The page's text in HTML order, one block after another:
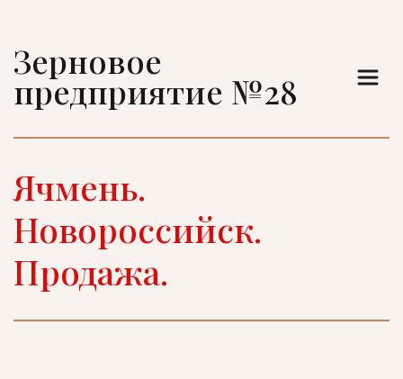
Зерновое
предприятие №28
Ячмень.
Новороссийск.
Продажа.